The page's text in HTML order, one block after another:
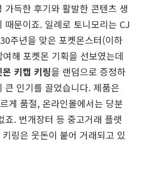
가득한 후기와 활발한 콘텐츠 생
때문이죠. 일례로 토니모리는 CJ
주년을 맞은 포켓몬스터(이하
해 포켓몬 기획을 선보였는데
키캡 키링을 랜덤으로 증정하
큰 인기를 끌었습니다. 제품은
게 품절, 온라인몰에서는 당분
죠. 번개장터 등 중고거래 플랫
링은 웃돈이 붙어 거래되고 있